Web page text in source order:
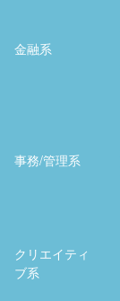
金融系
事務/管理系
クリエイティ
ブ系